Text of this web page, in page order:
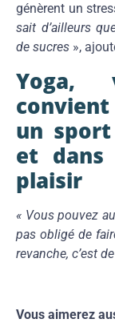
génèrent un
sait d’ailleurs
de sucres »,
Yoga,
un
et dans
plaisir
« Vous pouvez
pas obligé de
revanche, c’est
Vous aimerez